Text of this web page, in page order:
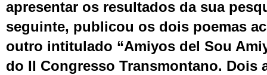
apresentar os resultados da sua
seguinte, publicou os dois poemas
outro intitulado “Amiyos del Sou
do II Congresso Transmontano. Dois